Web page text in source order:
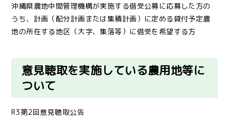
沖縄県農地中間管理機構が実施する借受公募に応募した方の
うち、計画（配分計画または集積計画）に定める貸付予定農
地の所在する地区（大字、集落等）に借受を希望する方
意見聴取を実施している農用地等に
ついて
R3第2回意見聴取公告